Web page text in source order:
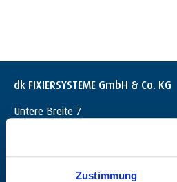
Zustimmung
dk FIXIERSYSTEME GmbH & Co. KG
Untere Breite 7
info@dk-fixiersysteme.de